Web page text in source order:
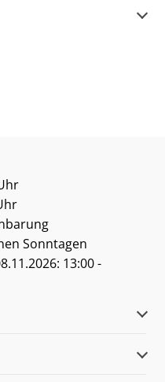
Sonntagen
13:00 -